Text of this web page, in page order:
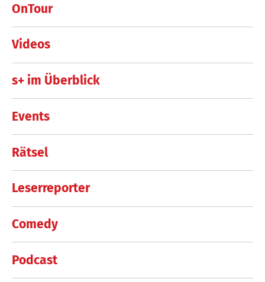
OnTour
Videos
s+ im Überblick
Events
Rätsel
Leserreporter
Comedy
Podcast